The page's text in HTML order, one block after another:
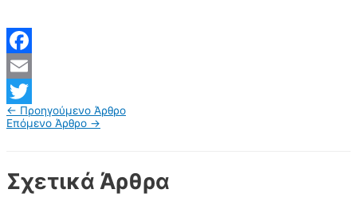
Facebook
Email
Twitter
Πλοήγηση
άρθρων
← Προηγούμενο Άρθρο
Επόμενο Άρθρο →
Σχετικά Άρθρα